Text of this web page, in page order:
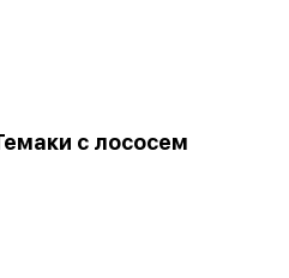
с лососем